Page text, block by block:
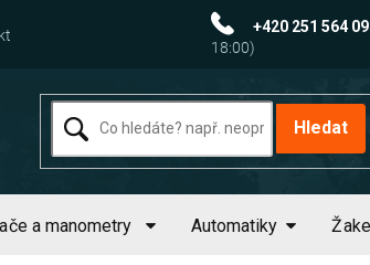
+420 251 564
Hledat
a manometry Automatiky